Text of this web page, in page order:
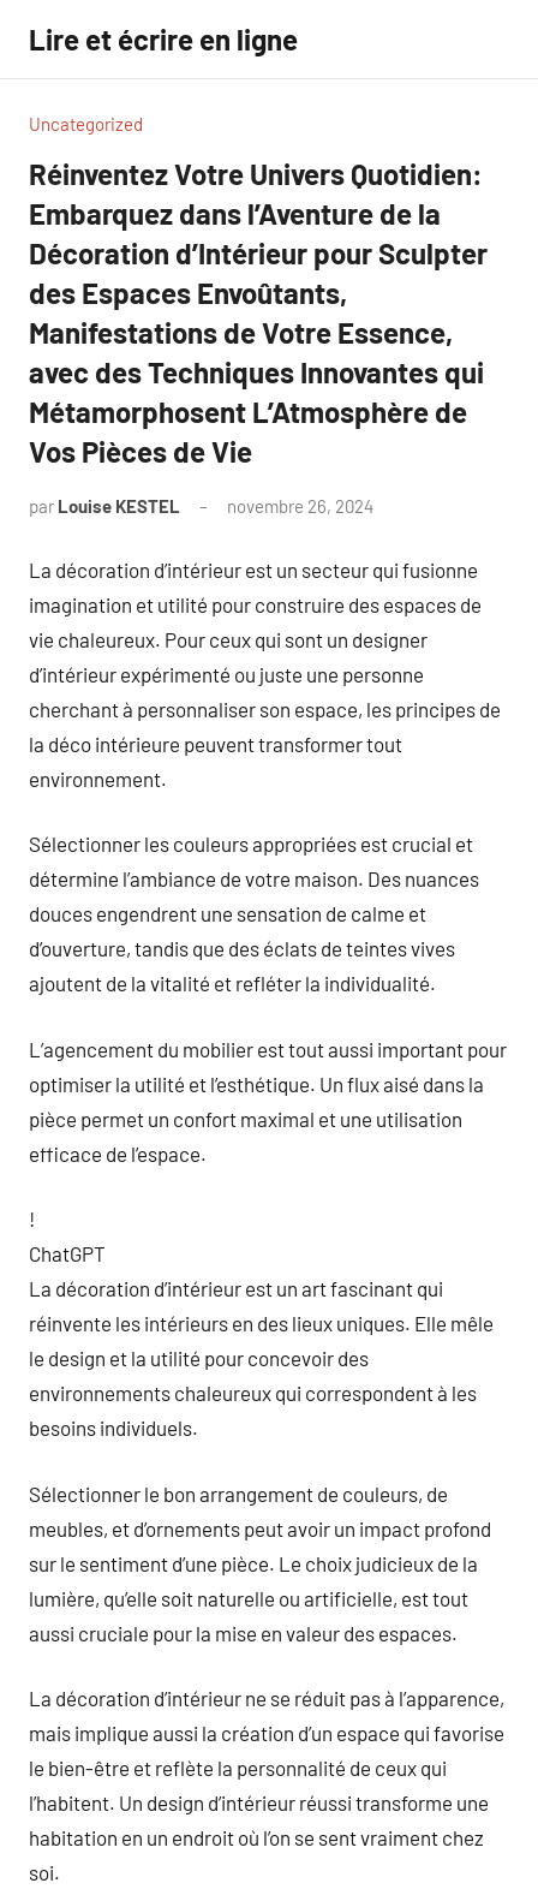
contenu
Lire et écrire en ligne
Uncategorized
Réinventez Votre Univers Quotidien:
Embarquez dans l’Aventure de la
Décoration d’Intérieur pour Sculpter
des Espaces Envoûtants,
Manifestations de Votre Essence,
avec des Techniques Innovantes qui
Métamorphosent L’Atmosphère de
Vos Pièces de Vie
par Louise KESTEL novembre 26, 2024
La décoration d’intérieur est un secteur qui fusionne
imagination et utilité pour construire des espaces de
vie chaleureux. Pour ceux qui sont un designer
d’intérieur expérimenté ou juste une personne
cherchant à personnaliser son espace, les principes de
la déco intérieure peuvent transformer tout
environnement.
Sélectionner les couleurs appropriées est crucial et
détermine l’ambiance de votre maison. Des nuances
douces engendrent une sensation de calme et
d’ouverture, tandis que des éclats de teintes vives
ajoutent de la vitalité et refléter la individualité.
L’agencement du mobilier est tout aussi important pour
optimiser la utilité et l’esthétique. Un flux aisé dans la
pièce permet un confort maximal et une utilisation
efficace de l’espace.
!
ChatGPT
La décoration d’intérieur est un art fascinant qui
réinvente les intérieurs en des lieux uniques. Elle mêle
le design et la utilité pour concevoir des
environnements chaleureux qui correspondent à les
besoins individuels.
Sélectionner le bon arrangement de couleurs, de
meubles, et d’ornements peut avoir un impact profond
sur le sentiment d’une pièce. Le choix judicieux de la
lumière, qu’elle soit naturelle ou artificielle, est tout
aussi cruciale pour la mise en valeur des espaces.
La décoration d’intérieur ne se réduit pas à l’apparence,
mais implique aussi la création d’un espace qui favorise
le bien-être et reflète la personnalité de ceux qui
l’habitent. Un design d’intérieur réussi transforme une
habitation en un endroit où l’on se sent vraiment chez
soi.